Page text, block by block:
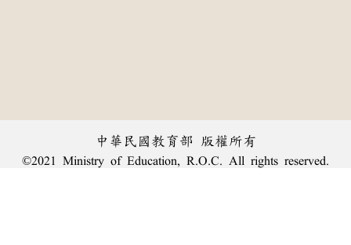
中華民國教育部 版權所有
©2021 Ministry of Education, R.O.C. All rights reserved.